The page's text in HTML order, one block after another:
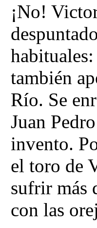
¡No!
también
Río. Se
Juan
invento.
el toro de
sufrir más
con las